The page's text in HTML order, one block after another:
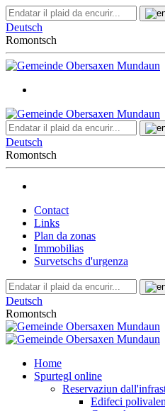
Deutsch
Romontsch
Deutsch
Romontsch
Contact
Links
Plan da zonas
Immobilias
Survetschs d'urgenza
Deutsch
Romontsch
Home
Spurtegl online
Reservaziun
Edifeci